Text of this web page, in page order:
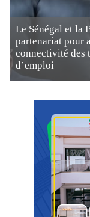
Le Sénégal et la
partenariat pour
connectivité des
d’emploi